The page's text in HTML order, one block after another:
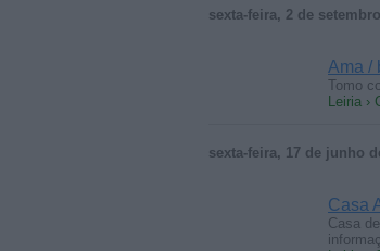
sexta-feira, 2 de
Ama /
Tomo
Leiria ›
sexta-feira, 17 de junho
Casa
Casa